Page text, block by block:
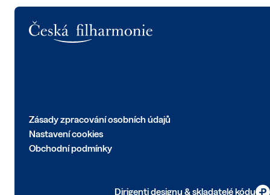
Zásady zpracování osobních údajů
Nastavení cookies
Obchodní podmínky
Dirigenti designu & skladatelé kódu